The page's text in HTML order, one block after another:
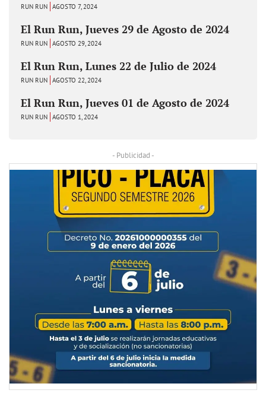
RUN RUN AGOSTO 7, 2024
El Run Run, Jueves 29 de Agosto de 2024
RUN RUN AGOSTO 29, 2024
El Run Run, Lunes 22 de Julio de 2024
RUN RUN AGOSTO 22, 2024
El Run Run, Jueves 01 de Agosto de 2024
RUN RUN AGOSTO 1, 2024
- Publicidad -